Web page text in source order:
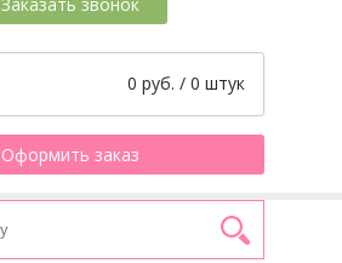
0 руб. / 0 штук
Оформить заказ